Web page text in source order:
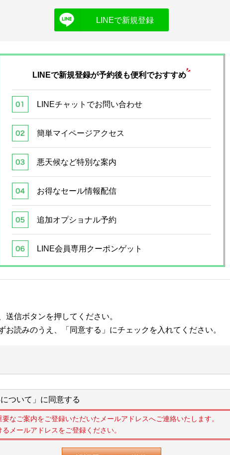
LINEで新規登録
LINEで新規登録が予約後も便利でおすすめ
LINEチャットでお問い合わせ
簡単マイページアクセス
悪天候など特別な案内
お得なセール情報配信
追加オプショナル予約
LINE会員専用クーポンゲット
送信ボタンを押してください。
お読みのうえ、「同意する」にチェックを入れてください。
ついて」に同意する
なご案内をご登録いただいたメールアドレスへご連絡いたします。
メールアドレスをご登録ください。